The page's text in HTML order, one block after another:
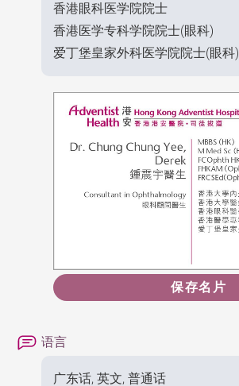
香港眼科医学院院士
香港医学专科学院院士(眼科)
爱丁堡皇家外科医学院院士(眼科)
保存名片
语言
广东话, 英文, 普通话